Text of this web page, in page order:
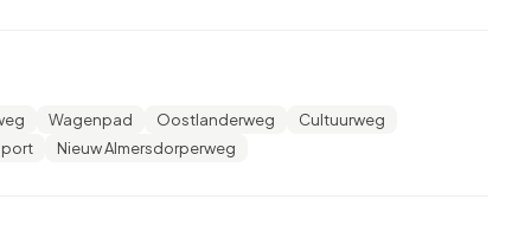
lager is dan het nationale gemiddelde van €35.800.
wat €9.200 (32%) lager is dan het nationale
Wagenpad Oostlanderweg
Cultuurweg
Nieuw Almersdorperweg